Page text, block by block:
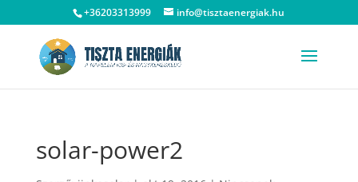
+36203313999 info@tisztaenergiak.hu
solar-power2